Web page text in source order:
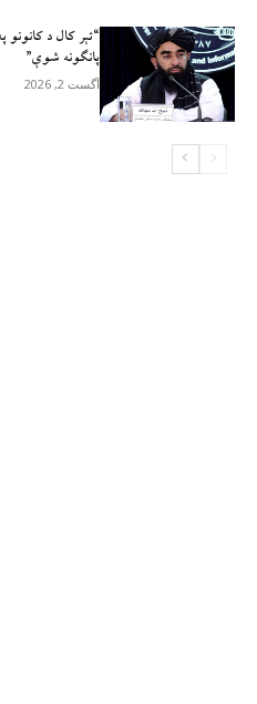
پانګونه شوې”
آگست 2, 2026